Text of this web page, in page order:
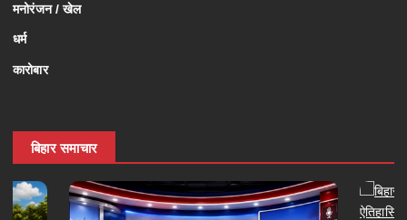
मनोरंजन / खेल
धर्म
कारोबार
बिहार समाचार